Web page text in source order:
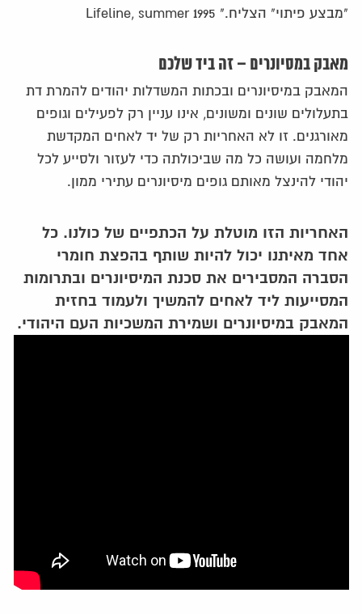
"מבצע פיתוי" הצליח." Lifeline, summer 1995
מאבק במסיונרים – זה ביד שלכם
המאבק במיסיונרים ובכתות המשדלות יהודים להמרת דת
בתעלולים שונים ומשונים, אינו עניין רק לפעילים וגופים
מאורגנים. זו לא האחריות רק של יד לאחים המקדשת
מלחמה ועושה כל מה שביכולתה כדי לעזור ולסייע לכל
יהודי להינצל מאותם גופים מיסיונרים עתירי ממון.
האחריות הזו מוטלת על הכתפיים של כולנו. כל
אחד מאיתנו יכול להיות שותף בהפצת חומרי
הסברה המסבירים את סכנת המיסיונרים ובתרומות
המסייעות ליד לאחים להמשיך ולעמוד בחזית
המאבק במיסיונרים ושמירת המשכיות העם היהודי.